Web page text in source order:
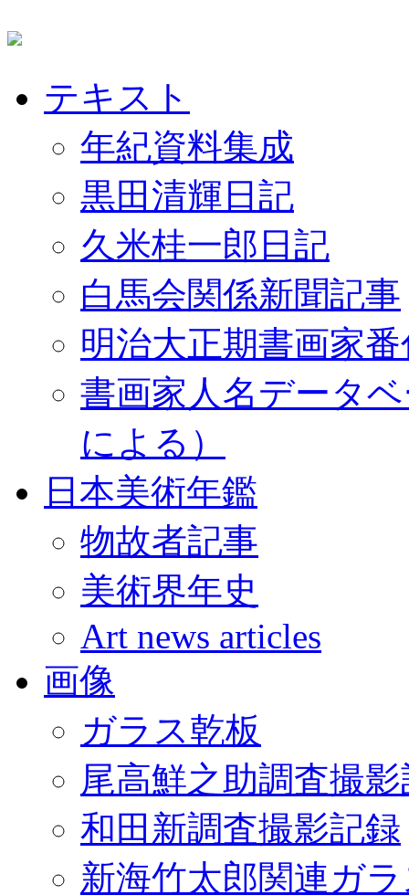
テキスト
年紀資料集成
黒田清輝日記
久米桂一郎日記
白馬会関係新聞記事
明治大正期書画家
書画家人名データ
による）
日本美術年鑑
物故者記事
美術界年史
Art news articles
画像
ガラス乾板
尾高鮮之助調査撮
和田新調査撮影記録
新海竹太郎関連ガ